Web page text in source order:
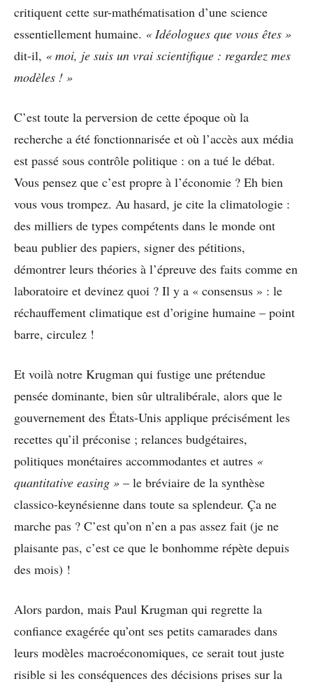
critiquent cette sur-mathématisation d’une science
essentiellement humaine. « Idéologues que vous êtes »
dit-il, « moi, je suis un vrai scientifique : regardez mes
modèles ! »
C’est toute la perversion de cette époque où la
recherche a été fonctionnarisée et où l’accès aux média
est passé sous contrôle politique : on a tué le débat.
Vous pensez que c’est propre à l’économie ? Eh bien
vous vous trompez. Au hasard, je cite la climatologie :
des milliers de types compétents dans le monde ont
beau publier des papiers, signer des pétitions,
démontrer leurs théories à l’épreuve des faits comme en
laboratoire et devinez quoi ? Il y a « consensus » : le
réchauffement climatique est d’origine humaine – point
barre, circulez !
Et voilà notre Krugman qui fustige une prétendue
pensée dominante, bien sûr ultralibérale, alors que le
gouvernement des États-Unis applique précisément les
recettes qu’il préconise ; relances budgétaires,
politiques monétaires accommodantes et autres «
quantitative easing » – le bréviaire de la synthèse
classico-keynésienne dans toute sa splendeur. Ça ne
marche pas ? C’est qu’on n’en a pas assez fait (je ne
plaisante pas, c’est ce que le bonhomme répète depuis
des mois) !
Alors pardon, mais Paul Krugman qui regrette la
confiance exagérée qu’ont ses petits camarades dans
leurs modèles macroéconomiques, ce serait tout juste
risible si les conséquences des décisions prises sur la